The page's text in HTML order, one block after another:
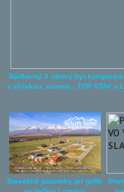
Nádherný 3 izbový byt
s vírivkou, saunou , TOP STAV a
Stavebné pozemky pri golfe